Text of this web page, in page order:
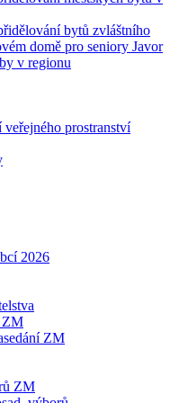
bytů zvláštního
domě pro seniory Javor
v regionu
prostranství
2026
ZM
ZM
ZM